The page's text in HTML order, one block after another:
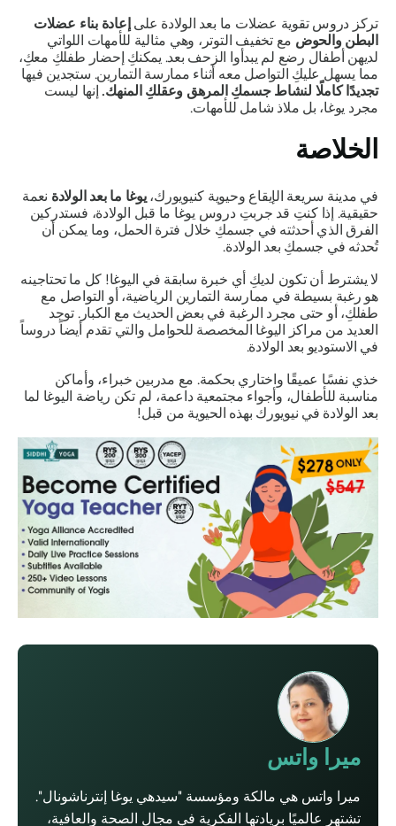
تركز دروس تقوية عضلات ما بعد الولادة على إعادة بناء عضلات
البطن والحوضمع تخفيف التوتر، وهي مثالية للأمهات اللواتي
لديهن أطفال رضع لم يبدأوا الزحف بعد. يمكنكِ إحضار طفلكِ معكِ،
مما يسهل عليكِ التواصل معه أثناء ممارسة التمارين. ستجدين فيها
تجديدًا كاملًا لنشاط جسمكِ المرهق وعقلكِ المنهك.إنها ليست
مجرد يوغا، بل ملاذ شامل للأمهات.
الخلاصة
في مدينة سريعة الإيقاع وحيوية كنيويورك،يوغا ما بعد الولادةنعمة
حقيقية. إذا كنتِ قد جربتِ دروس يوغا ما قبل الولادة، فستدركين
الفرق الذي أحدثته في جسمكِ خلال فترة الحمل، وما يمكن أن
تُحدثه في جسمكِ بعد الولادة.
لا يشترط أن تكون لديكِ أي خبرة سابقة في اليوغا! كل ما تحتاجينه
هو رغبة بسيطة في ممارسة التمارين الرياضية، أو التواصل مع
طفلكِ، أو حتى مجرد الرغبة في بعض الحديث مع الكبار. توجد
العديد من مراكز اليوغا المخصصة للحوامل والتي تقدم أيضاً دروساً
في الاستوديو بعد الولادة.
خذي نفسًا عميقًا واختاري بحكمة. مع مدربين خبراء، وأماكن
مناسبة للأطفال، وأجواء مجتمعية داعمة، لم تكن رياضة اليوغا لما
بعد الولادة في نيويورك بهذه الحيوية من قبل!
ميرا واتس
ميرا واتس هي مالكة ومؤسسة "سيدهي يوغا إنترناشونال".
تشتهر عالميًا بريادتها الفكرية في مجال الصحة والعافية،